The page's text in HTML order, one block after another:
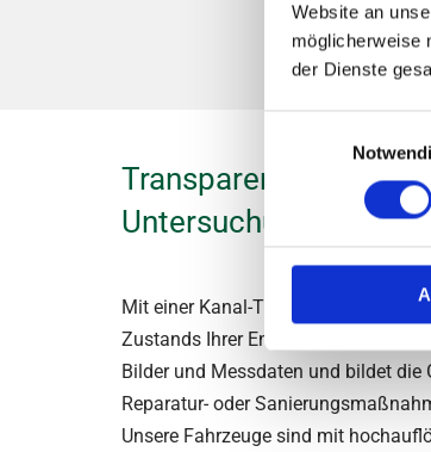
Website an
möglicherweise
der Dienste
Transparenz durch
Untersuchung
Mit einer Kanal-TV-Untersuchung
Zustands Ihrer
Bilder und Messdaten und bildet
Reparatur- oder
Unsere Fahrzeuge sind mit